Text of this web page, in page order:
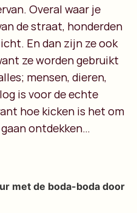
Overal waar je
de straat, honderden
En dan zijn ze ook
ze worden gebruikt
mensen, dieren,
is voor de echte
hoe kicken is het om
ontdekken…
met de boda-boda door